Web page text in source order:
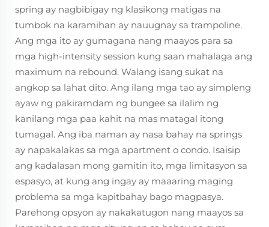
spring ay nagbibigay ng klasikong matigas na
tumbok na karamihan ay nauugnay sa trampoline.
Ang mga ito ay gumagana nang maayos para sa
mga high-intensity session kung saan mahalaga ang
maximum na rebound. Walang isang sukat na
angkop sa lahat dito. Ang ilang mga tao ay simpleng
ayaw ng pakiramdam ng bungee sa ilalim ng
kanilang mga paa kahit na mas matagal itong
tumagal. Ang iba naman ay nasa bahay na springs
ay napakalakas sa mga apartment o condo. Isaisip
ang kadalasan mong gamitin ito, mga limitasyon sa
espasyo, at kung ang ingay ay maaaring maging
problema sa mga kapitbahay bago magpasya.
Parehong opsyon ay nakakatugon nang maayos sa